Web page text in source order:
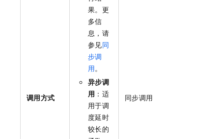
调用方式
果。更
多信
息，请
参见同
步调
用。
异步调
用 ：适
用于调
度延时
较长的
同步调用